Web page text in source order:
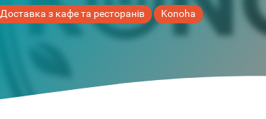
Доставка з кафе та ресторанів Konoha